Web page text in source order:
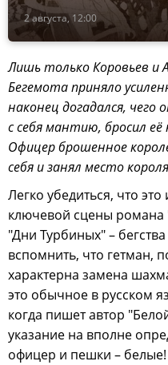
2 августа, 12:00
Лишь только Коровьев и
Бегемота приняло
наконец догадался,
с себя мантию, бросил её
Офицер брошенное
себя и занял место короля
Легко убедиться, что
ключевой сцены романа
"Дни Турбиных" –
вспомнить, что гетман,
характерна замена
это обычное в русском
когда пишет автор
указание на вполне
офицер и пешки –